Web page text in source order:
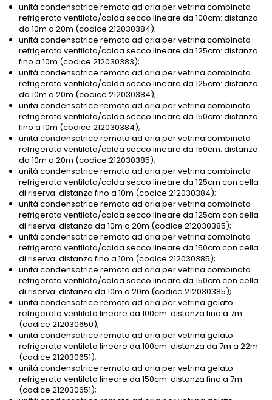
unità condensatrice remota ad aria per vetrina combinata
refrigerata ventilata/calda secco lineare da 100cm: distanza
da 10m a 20m (codice 212030384);
unità condensatrice remota ad aria per vetrina combinata
refrigerata ventilata/calda secco lineare da 125cm: distanza
fino a 10m (codice 212030383);
unità condensatrice remota ad aria per vetrina combinata
refrigerata ventilata/calda secco lineare da 125cm: distanza
da 10m a 20m (codice 212030384);
unità condensatrice remota ad aria per vetrina combinata
refrigerata ventilata/calda secco lineare da 150cm: distanza
fino a 10m (codice 212030384);
unità condensatrice remota ad aria per vetrina combinata
refrigerata ventilata/calda secco lineare da 150cm: distanza
da 10m a 20m (codice 212030385);
unità condensatrice remota ad aria per vetrina combinata
refrigerata ventilata/calda secco lineare da 125cm con cella
di riserva: distanza fino a 10m (codice 212030384);
unità condensatrice remota ad aria per vetrina combinata
refrigerata ventilata/calda secco lineare da 125cm con cella
di riserva: distanza da 10m a 20m (codice 212030385);
unità condensatrice remota ad aria per vetrina combinata
refrigerata ventilata/calda secco lineare da 150cm con cella
di riserva: distanza fino a 10m (codice 212030385);
unità condensatrice remota ad aria per vetrina combinata
refrigerata ventilata/calda secco lineare da 150cm con cella
di riserva: distanza da 10m a 20m (codice 212030385);
unità condensatrice remota ad aria per vetrina gelato
refrigerata ventilata lineare da 100cm: distanza fino a 7m
(codice 212030650);
unità condensatrice remota ad aria per vetrina gelato
refrigerata ventilata lineare da 100cm: distanza da 7m a 22m
(codice 212030651);
unità condensatrice remota ad aria per vetrina gelato
refrigerata ventilata lineare da 150cm: distanza fino a 7m
(codice 212030651);